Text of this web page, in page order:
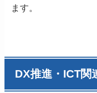
ます。
DX推進・ICT関